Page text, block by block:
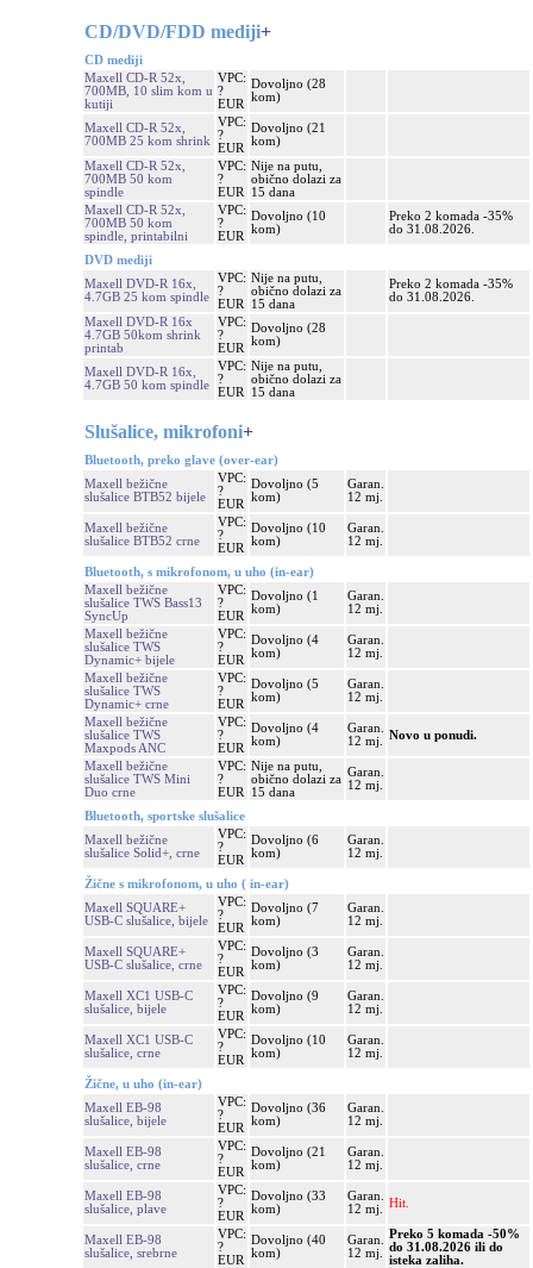
CD/DVD/FDD mediji+
CD mediji
Maxell CD-R 52x,
700MB, 10 slim kom u
kutiji
VPC:
?
EUR
Dovoljno (28
kom)
Maxell CD-R 52x,
700MB 25 kom shrink
VPC:
?
EUR
Dovoljno (21
kom)
Maxell CD-R 52x,
700MB 50 kom
spindle
VPC:
?
EUR
Nije na putu,
obično dolazi za
15 dana
Maxell CD-R 52x,
700MB 50 kom
spindle, printabilni
VPC:
?
EUR
Dovoljno (10
kom)
Preko 2 komada -35%
do 31.08.2026.
DVD mediji
Maxell DVD-R 16x,
4.7GB 25 kom spindle
VPC:
?
EUR
Nije na putu,
obično dolazi za
15 dana
Preko 2 komada -35%
do 31.08.2026.
Maxell DVD-R 16x
4.7GB 50kom shrink
printab
VPC:
?
EUR
Dovoljno (28
kom)
Maxell DVD-R 16x,
4.7GB 50 kom spindle
VPC:
?
EUR
Nije na putu,
obično dolazi za
15 dana
Slušalice, mikrofoni+
Bluetooth, preko glave (over-ear)
Maxell bežične
slušalice BTB52 bijele
VPC:
?
EUR
Dovoljno (5
kom)
Garan.
12 mj.
Maxell bežične
slušalice BTB52 crne
VPC:
?
EUR
Dovoljno (10
kom)
Garan.
12 mj.
Bluetooth, s mikrofonom, u uho (in-ear)
Maxell bežične
slušalice TWS Bass13
SyncUp
VPC:
?
EUR
Dovoljno (1
kom)
Garan.
12 mj.
Maxell bežične
slušalice TWS
Dynamic+ bijele
VPC:
?
EUR
Dovoljno (4
kom)
Garan.
12 mj.
Maxell bežične
slušalice TWS
Dynamic+ crne
VPC:
?
EUR
Dovoljno (5
kom)
Garan.
12 mj.
Maxell bežične
slušalice TWS
Maxpods ANC
VPC:
?
EUR
Dovoljno (4
kom)
Garan.
12 mj.
Novo u ponudi.
Maxell bežične
slušalice TWS Mini
Duo crne
VPC:
?
EUR
Nije na putu,
obično dolazi za
15 dana
Garan.
12 mj.
Bluetooth, sportske slušalice
Maxell bežične
slušalice Solid+, crne
VPC:
?
EUR
Dovoljno (6
kom)
Garan.
12 mj.
Žične s mikrofonom, u uho ( in-ear)
Maxell SQUARE+
USB-C slušalice, bijele
VPC:
?
EUR
Dovoljno (7
kom)
Garan.
12 mj.
Maxell SQUARE+
USB-C slušalice, crne
VPC:
?
EUR
Dovoljno (3
kom)
Garan.
12 mj.
Maxell XC1 USB-C
slušalice, bijele
VPC:
?
EUR
Dovoljno (9
kom)
Garan.
12 mj.
Maxell XC1 USB-C
slušalice, crne
VPC:
?
EUR
Dovoljno (10
kom)
Garan.
12 mj.
Žične, u uho (in-ear)
Maxell EB-98
slušalice, bijele
VPC:
?
EUR
Dovoljno (36
kom)
Garan.
12 mj.
Maxell EB-98
slušalice, crne
VPC:
?
EUR
Dovoljno (21
kom)
Garan.
12 mj.
Maxell EB-98
slušalice, plave
VPC:
?
EUR
Dovoljno (33
kom)
Garan.
12 mj.
Hit.
Maxell EB-98
slušalice, srebrne
VPC:
?
EUR
Dovoljno (40
kom)
Garan.
12 mj.
Preko 5 komada -50%
do 31.08.2026 ili do
isteka zaliha.